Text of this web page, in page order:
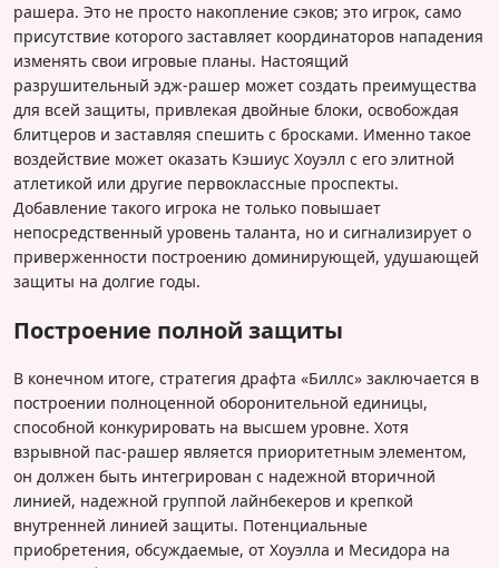
рашера. Это не просто накопление сэков; это игрок, само
присутствие которого заставляет координаторов нападения
изменять свои игровые планы. Настоящий
разрушительный эдж-рашер может создать преимущества
для всей защиты, привлекая двойные блоки, освобождая
блитцеров и заставляя спешить с бросками. Именно такое
воздействие может оказать Кэшиус Хоуэлл с его элитной
атлетикой или другие первоклассные проспекты.
Добавление такого игрока не только повышает
непосредственный уровень таланта, но и сигнализирует о
приверженности построению доминирующей, удушающей
защиты на долгие годы.
Построение полной защиты
В конечном итоге, стратегия драфта «Биллс» заключается в
построении полноценной оборонительной единицы,
способной конкурировать на высшем уровне. Хотя
взрывной паc-рашер является приоритетным элементом,
он должен быть интегрирован с надежной вторичной
линией, надежной группой лайнбекеров и крепкой
внутренней линией защиты. Потенциальные
приобретения, обсуждаемые, от Хоуэлла и Месидора на